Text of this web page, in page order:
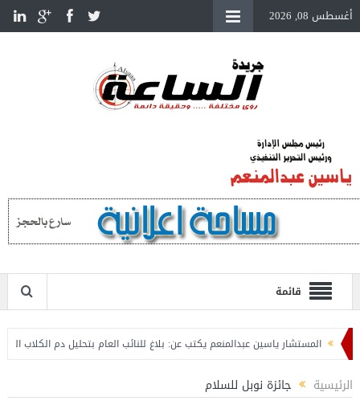
أغسطس 08, 2026
قائمة
المستشار ياسين عبدالمنعم يكتب عن: بلاغ للنائب العام بتحليل دم الكلاب الضالة
الرئيسية ﺠﺎﺋﺰﺓ ﻧﻮﺑﻞ ﻟﻠﺴﻼﻡ